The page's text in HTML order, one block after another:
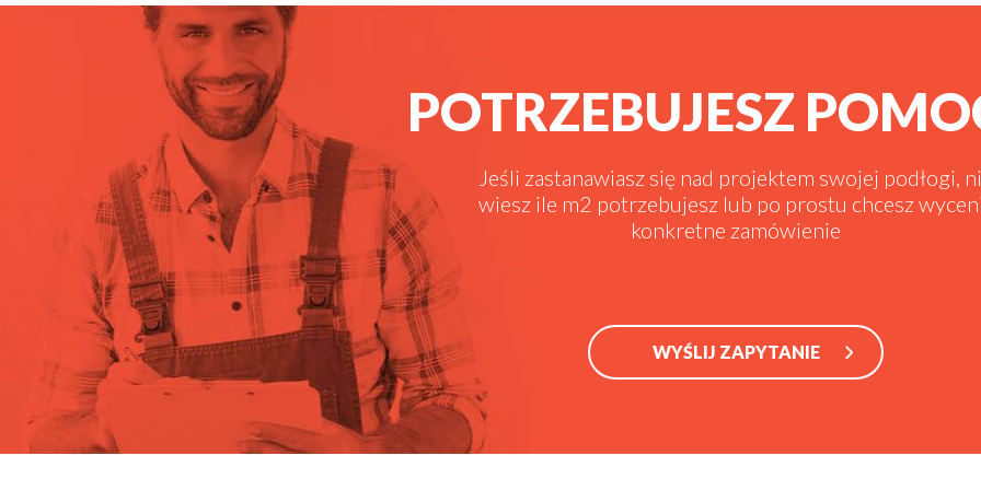
POTRZEBUJESZ
Jeśli zastanawiasz się nad projektem swojej podłogi,
wiesz ile m2 potrzebujesz lub po prostu chcesz
konkretne zamówienie
WYŚLIJ ZAPYTANIE